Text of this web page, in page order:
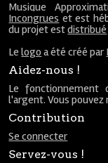
Musique
Incongrues et est
du projet estdistribué
Lelogo a été créé par
Aidez-nous !
Le
l'argent. Vous
Contribution
Se connecter
Servez-vous !